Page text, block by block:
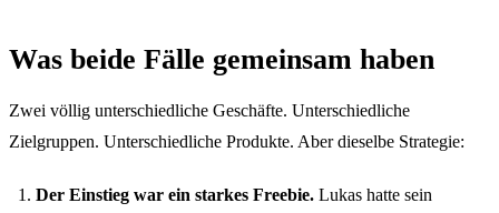
Was beide Fälle gemeinsam haben
Zwei völlig unterschiedliche Geschäfte. Unterschiedliche
Zielgruppen. Unterschiedliche Produkte. Aber dieselbe Strategie:
Der Einstieg war ein starkes Freebie. Lukas hatte sein